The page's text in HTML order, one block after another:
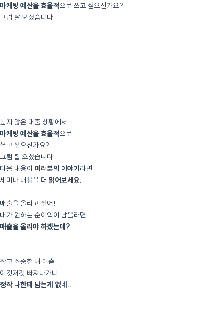
마케팅 예산을 효율적으로 쓰고 싶으신가요?
그럼 잘 오셨습니다.
높지 않은 매출 상황에서
마케팅 예산을 효율적으로
쓰고 싶으신가요?
그럼 잘 오셨습니다.
다음 내용이 여러분의 이야기 라면
세미나 내용을 더 읽어보세요.
매출을 올리고 싶어!
내가 원하는 순이익이 남을라면
매출을 올려야 하겠는데?
작고 소중한 내 매출
이것저것 빠져나가니
정작 나한테 남는게 없네..